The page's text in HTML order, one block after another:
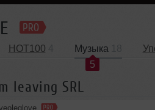
HOT100
Музыка
5
leaving SRL